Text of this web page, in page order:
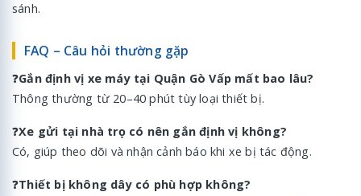
sánh.
FAQ – Câu hỏi thường gặp
❓Gắn định vị xe máy tại Quận Gò Vấp mất bao lâu?
Thông thường từ 20–40 phút tùy loại thiết bị.
❓Xe gửi tại nhà trọ có nên gắn định vị không?
Có, giúp theo dõi và nhận cảnh báo khi xe bị tác động.
❓Thiết bị không dây có phù hợp không?